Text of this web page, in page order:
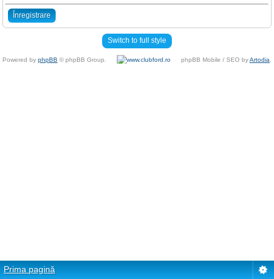
Înregistrare
Switch to full style
Powered by phpBB © phpBB Group. phpBB Mobile / SEO byArtodia
Prima pagină